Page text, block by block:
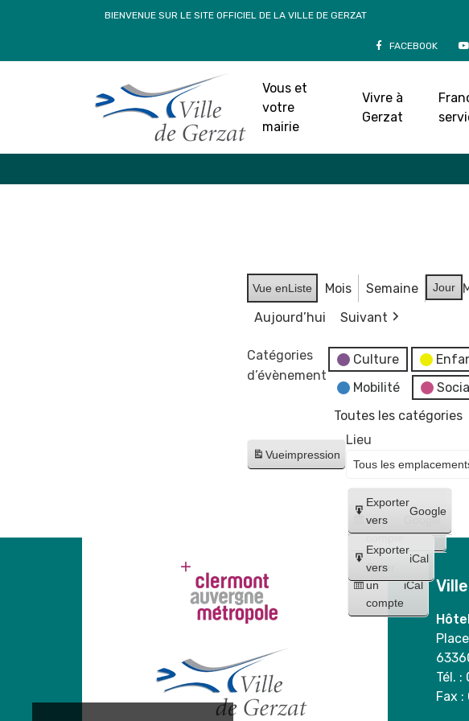
BIENVENUE SUR LE SITE OFFICIEL DE LA VILLE DE GERZAT
FACEBOOK
Vous et
votre
mairie
Vivre à
Gerzat
Vue enListe Mois Semaine Jour
Aujourd’hui
Suivant
Catégories
d’évènement
Culture
Mobilité
Toutes les catégories
Vueimpression
Créer
un
compte
Google
Créer
un
compte
iCal
Exporter
vers
Google
Exporter
vers
iCal
Lieu
Tél. :
Fax :